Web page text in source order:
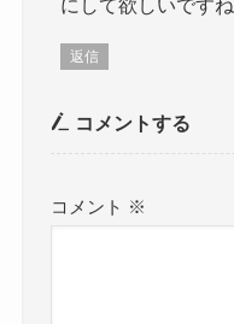
にして欲しいですね
返信
コメントする
コメント ※